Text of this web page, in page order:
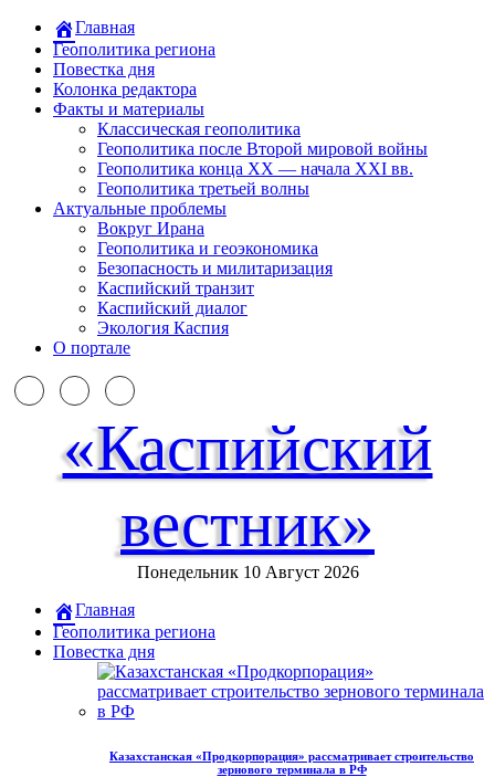
Главная
Геополитика региона
Повестка дня
Колонка редактора
Факты и материалы
Классическая геополитика
Геополитика после Второй мировой войны
Геополитика конца XX — начала XXI вв.
Геополитика третьей волны
Актуальные проблемы
Вокруг Ирана
Геополитика и геоэкономика
Безопасность и милитаризация
Каспийский транзит
Каспийский диалог
Экология Каспия
О портале
«Каспийский
вестник»
Понедельник 10 Август 2026
Главная
Геополитика региона
Повестка дня
Казахстанская «Продкорпорация» рассматривает строительство
зернового терминала в РФ